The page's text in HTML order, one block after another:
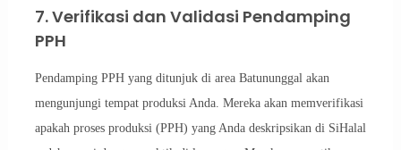
7. Verifikasi dan Validasi Pendamping
PPH
Pendamping PPH yang ditunjuk di area Batununggal akan
mengunjungi tempat produksi Anda. Mereka akan memverifikasi
apakah proses produksi (PPH) yang Anda deskripsikan di SiHalal